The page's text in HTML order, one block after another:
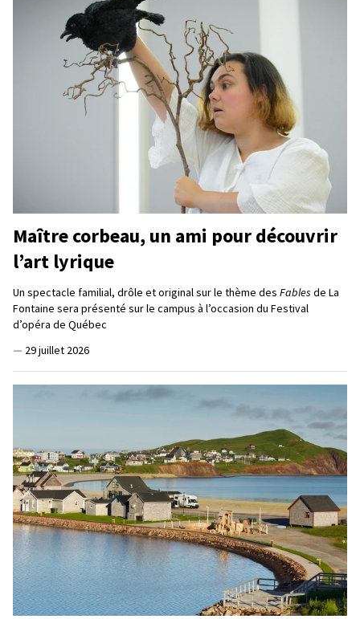
Maître corbeau, un ami pour découvrir
l’art lyrique
Un spectacle familial, drôle et original sur le thème des Fables de La
Fontaine sera présenté sur le campus à l’occasion du Festival
d’opéra de Québec
— 29 juillet 2026